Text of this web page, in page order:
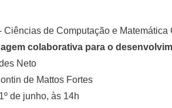
Ciências de Computação e Matemática
colaborativa para o
Neto
de Mattos Fortes
de junho, às 14h